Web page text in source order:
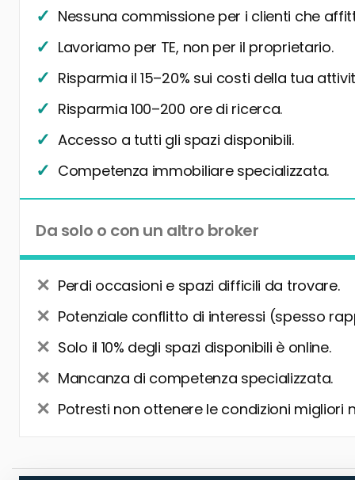
Nessuna commissione per i clienti che
Lavoriamo per TE, non per il proprietario.
Risparmia il 15–20% sui costi della tua
Risparmia 100–200 ore di ricerca.
Accesso a tutti gli spazi disponibili.
Competenza immobiliare specializzata.
Da solo o con un altro broker
Perdi occasioni e spazi difficili da trovare.
Potenziale conflitto di interessi (spesso
Solo il 10% degli spazi disponibili è online.
Mancanza di competenza specializzata.
Potresti non ottenere le condizioni migliori